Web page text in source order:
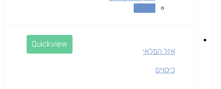
Quickview
אזל המלאי
כיסויים